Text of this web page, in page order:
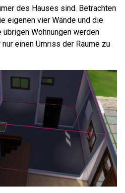
des Hauses sind. Betrachten
eigenen vier Wände und die
Wohnungen werden
einen Umriss der Räume zu